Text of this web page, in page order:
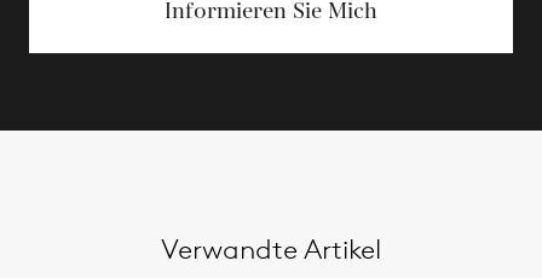
Informieren Sie Mich
Verwandte Artikel